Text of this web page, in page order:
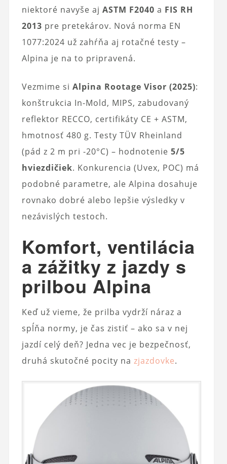
niektoré navyše aj ASTM F2040 a FIS RH
2013 pre pretekárov. Nová norma EN
1077:2024 už zahŕňa aj rotačné testy –
Alpina je na to pripravená.
Vezmime si Alpina Rootage Visor (2025):
konštrukcia In-Mold, MIPS, zabudovaný
reflektor RECCO, certifikáty CE + ASTM,
hmotnosť 480 g. Testy TÜV Rheinland
(pád z 2 m pri -20°C) – hodnotenie 5/5
hviezdičiek. Konkurencia (Uvex, POC) má
podobné parametre, ale Alpina dosahuje
rovnako dobré alebo lepšie výsledky v
nezávislých testoch.
Komfort, ventilácia
a zážitky z jazdy s
prilbou Alpina
Keď už vieme, že prilba vydrží náraz a
spĺňa normy, je čas zistiť – ako sa v nej
jazdí celý deň? Jedna vec je bezpečnosť,
druhá skutočné pocity na zjazdovke.